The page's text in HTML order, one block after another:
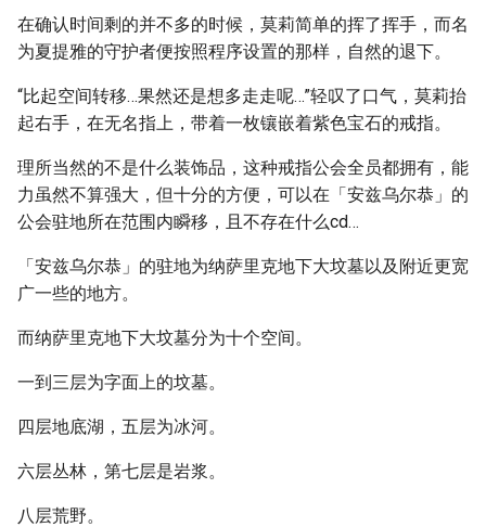
在确认时间剩的并不多的时候，莫莉简单的挥了挥手，而名
为夏提雅的守护者便按照程序设置的那样，自然的退下。
“比起空间转移…果然还是想多走走呢…”轻叹了口气，莫莉抬
起右手，在无名指上，带着一枚镶嵌着紫色宝石的戒指。
理所当然的不是什么装饰品，这种戒指公会全员都拥有，能
力虽然不算强大，但十分的方便，可以在「安兹乌尔恭」的
公会驻地所在范围内瞬移，且不存在什么cd…
「安兹乌尔恭」的驻地为纳萨里克地下大坟墓以及附近更宽
广一些的地方。
而纳萨里克地下大坟墓分为十个空间。
一到三层为字面上的坟墓。
四层地底湖，五层为冰河。
六层丛林，第七层是岩浆。
八层荒野。